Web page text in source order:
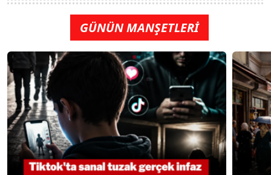
GÜNÜN MANŞETLERİ